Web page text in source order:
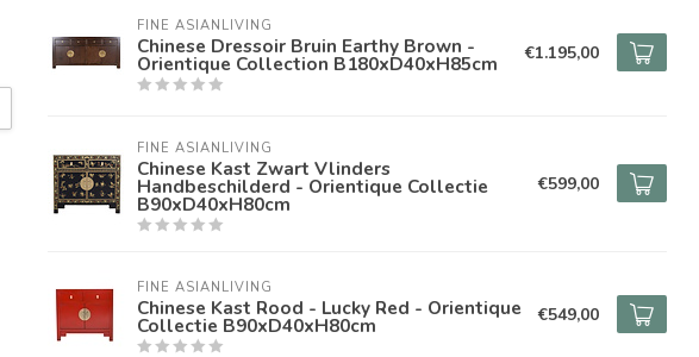
FINE ASIANLIVING
Chinese Dressoir Bruin Earthy Brown -
Orientique Collection B180xD40xH85cm €1.195,00
FINE ASIANLIVING
Chinese Kast Zwart Vlinders
Handbeschilderd - Orientique Collectie
B90xD40xH80cm
€599,00
FINE ASIANLIVING
Chinese Kast Rood - Lucky Red - Orientique
Collectie B90xD40xH80cm €549,00